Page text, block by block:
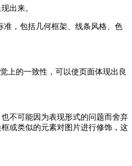
出来。
准，包括几何框架、线条风格、色
上的一致性，可以使页面体现出良
不可能因为表现形式的问题而舍弃
或类似的元素对图片进行修饰，这